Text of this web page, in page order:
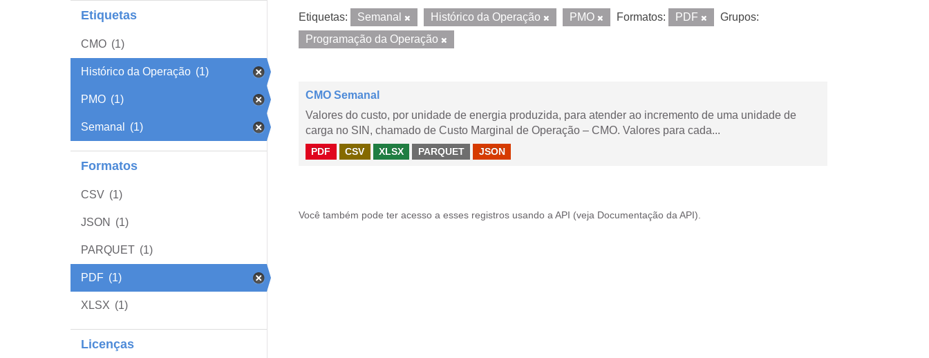
Etiquetas
CMO (1)
Histórico da Operação (1)
PMO (1)
Semanal (1)
Formatos
CSV (1)
JSON (1)
PARQUET (1)
PDF (1)
XLSX (1)
Licenças
Etiquetas: Semanal Histórico da Operação PMO Formatos: PDF
Grupos:
Programação da Operação
CMO Semanal
Valores do custo, por unidade de energia produzida, para atender ao incremento de uma unidade de
carga no SIN, chamado de Custo Marginal de Operação – CMO. Valores para cada...
PDF CSV XLSX PARQUET JSON
Você também pode ter acesso a esses registros usando a API (veja Documentação da API ).